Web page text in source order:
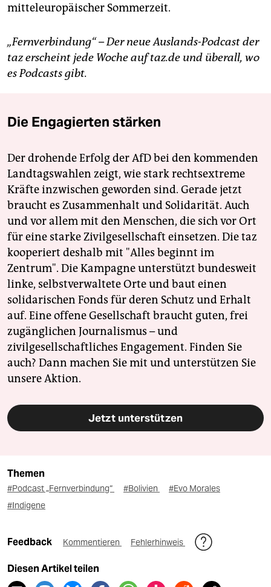
mitteleuropäischer Sommerzeit.
„Fernverbindung“ – Der neue Auslands-Podcast der
taz erscheint jede Woche auf taz.de und überall, wo
es Podcasts gibt.
Die Engagierten stärken
Der drohende Erfolg der AfD bei den kommenden
Landtagswahlen zeigt, wie stark rechtsextreme
Kräfte inzwischen geworden sind. Gerade jetzt
braucht es Zusammenhalt und Solidarität. Auch
und vor allem mit den Menschen, die sich vor Ort
für eine starke Zivilgesellschaft einsetzen. Die taz
kooperiert deshalb mit "Alles beginnt im
Zentrum". Die Kampagne unterstützt bundesweit
linke, selbstverwaltete Orte und baut einen
solidarischen Fonds für deren Schutz und Erhalt
auf. Eine offene Gesellschaft braucht guten, frei
zugänglichen Journalismus – und
zivilgesellschaftliches Engagement. Finden Sie
auch? Dann machen Sie mit und unterstützen Sie
unsere Aktion.
Jetzt unterstützen
Themen
#Podcast „Fernverbindung“ #Bolivien
#Evo Morales
#Indigene
Feedback Kommentieren Fehlerhinweis
Diesen Artikel teilen